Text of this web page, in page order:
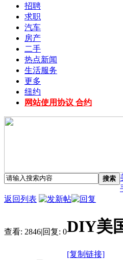
招聘
求职
汽车
房产
二手
热点新闻
生活服务
更多
纽约
网站使用协议 合约
搜索
返回列表
查看: 2846|回复: 0DIY美
[复制链接]